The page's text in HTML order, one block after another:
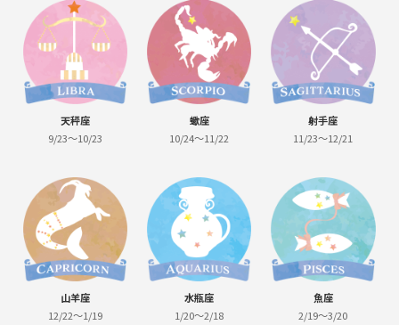
天秤座
9/23～10/23
蠍座
10/24～11/22
射手座
11/23～12/21
山羊座
12/22～1/19
水瓶座
1/20～2/18
魚座
2/19～3/20